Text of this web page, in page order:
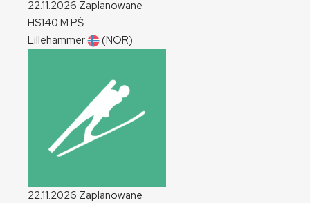
22.11.2026 Zaplanowane
HS140 M PŚ
Lillehammer
(NOR)
22.11.2026 Zaplanowane